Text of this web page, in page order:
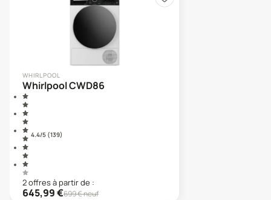
WHIRLPOOL
Whirlpool CWD86
4.4/5 (139)
2offresà partir de :
645,99€699€ neuf